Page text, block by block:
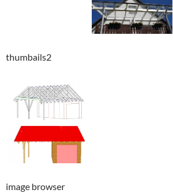
thumbails2
image browser